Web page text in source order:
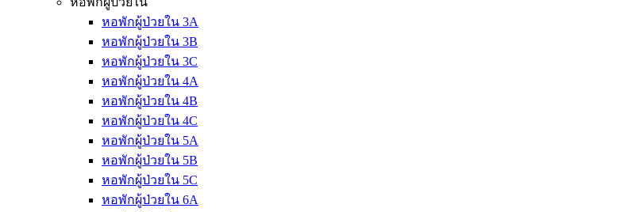
หอพักผู้ป่วยใน 3A
หอพักผู้ป่วยใน 3B
หอพักผู้ป่วยใน 3C
หอพักผู้ป่วยใน 4A
หอพักผู้ป่วยใน 4B
หอพักผู้ป่วยใน 4C
หอพักผู้ป่วยใน 5A
หอพักผู้ป่วยใน 5B
หอพักผู้ป่วยใน 5C
หอพักผู้ป่วยใน 6A